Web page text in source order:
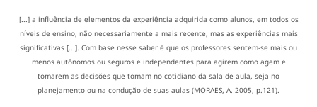
[...] a influência de elementos da experiência adquirida como alunos, em todos os
níveis de ensino, não necessariamente a mais recente, mas as experiências mais
significativas [...]. Com base nesse saber é que os professores sentem-se mais ou
menos autônomos ou seguros e independentes para agirem como agem e
tomarem as decisões que tomam no cotidiano da sala de aula, seja no
planejamento ou na condução de suas aulas (MORAES, A. 2005, p.121).